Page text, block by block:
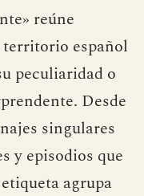
reúne
español
peculiaridad o
Desde
singulares
y episodios que
agrupa